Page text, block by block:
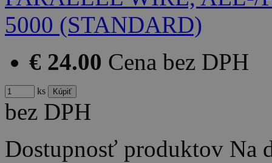
€ 24.00 Cena bez DPH
ks
bez DPH
Dostupnosť produktov Na